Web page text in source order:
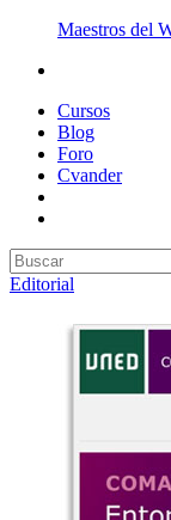
Maestros del
Cursos
Blog
Foro
Cvander
Editorial